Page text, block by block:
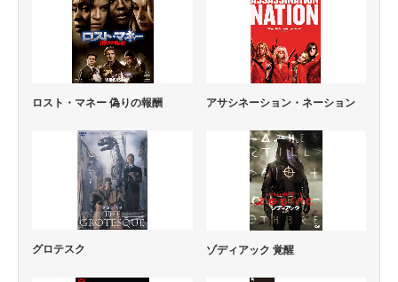
ロスト・マネー 偽りの報酬 アサシネーション・ネーション
グロテスク ゾディアック 覚醒